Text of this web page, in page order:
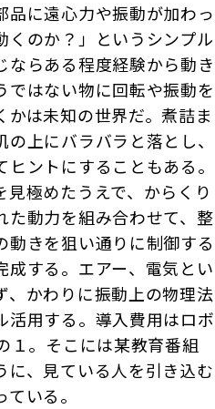
品に遠心力や振動が加わっ
くのか？」というシンプル
ならある程度経験から動き
ではない物に回転や振動を
かは未知の世界だ。煮詰ま
上にバラバラと落とし、
ントにすることもある。
見極めたうえで、からくり
た動力を組み合わせて、整
動きを狙い通りに制御する
成する。エアー、電気とい
、かわりに振動上の物理法
活用する。導入費用はロボ
１。そこには某教育番組
に、見ている人を引き込む
いる。